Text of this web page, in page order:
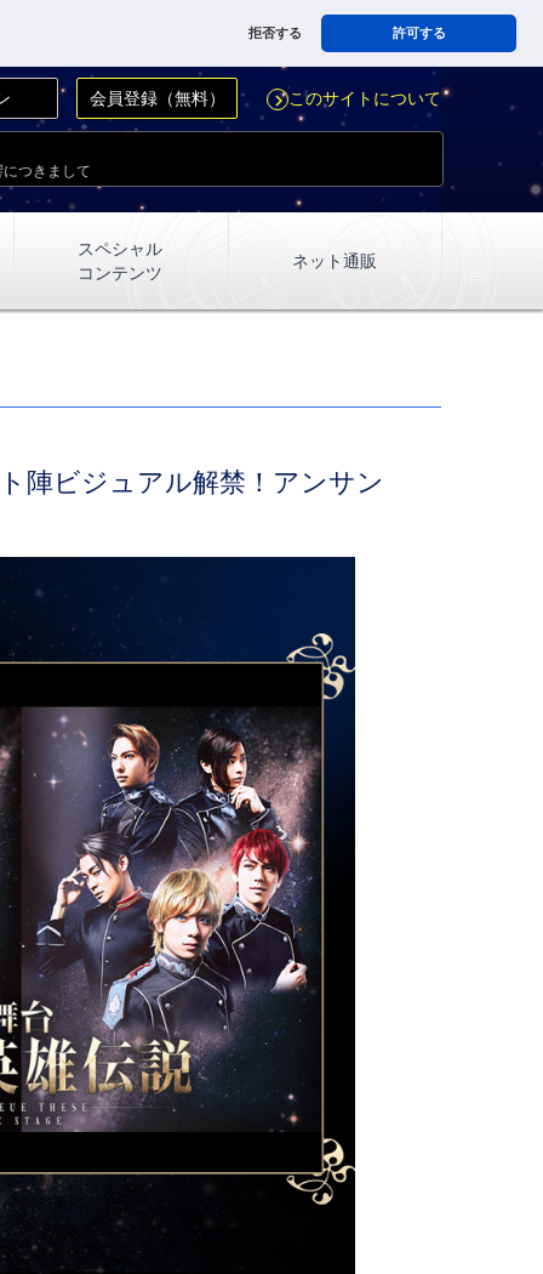
拒否する 許可する
会員登録（無料） navigate_nextこのサイトについて
つきまして
スペシャル
コンテンツ
ネット通販
陣ビジュアル解禁！アンサン